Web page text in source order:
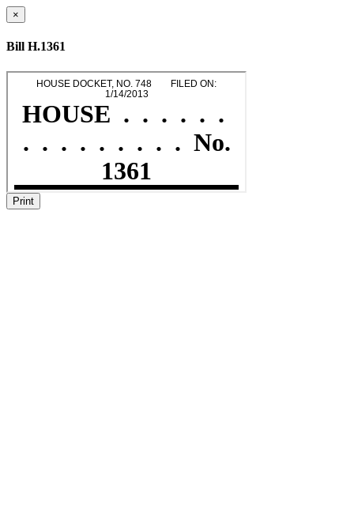
×
Bill H.1361
Print